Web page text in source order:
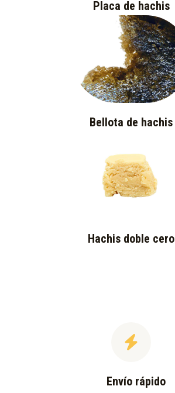
Placa de hachis
Bellota de hachis
Hachis doble cero
Envío rápido